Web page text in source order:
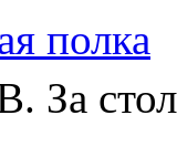
полка
За